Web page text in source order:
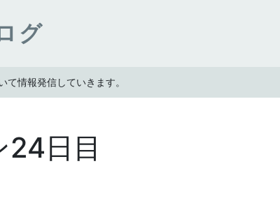
グ
情報発信していきます。
24日目